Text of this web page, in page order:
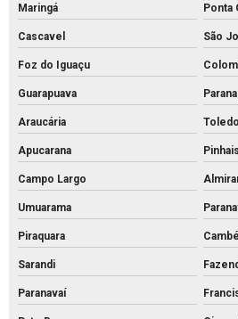
Piso tátil de concreto preço
Piso tátil concreto venda
Piso tátil de concreto
Piso tátil direcional concreto
Pisos intertravados de concreto venda
Preço bloco de concreto 14x19x39
Preço bloco de concreto 9x19x39
Preço bloco de concreto
Maringá Ponta
Cascavel São
Foz do Iguaçu
Guarapuava
Araucária Toledo
Apucarana Pinhais
Campo Largo
Umuarama
Piraquara Cambé
Sarandi
Paranavaí